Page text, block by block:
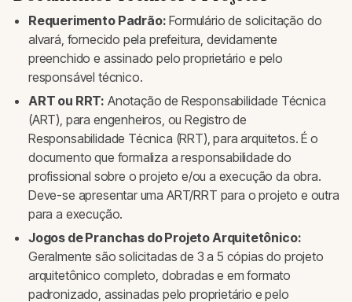
Requerimento Padrão: Formulário de solicitação do
alvará, fornecido pela prefeitura, devidamente
preenchido e assinado pelo proprietário e pelo
responsável técnico.
ART ou RRT: Anotação de Responsabilidade Técnica
(ART), para engenheiros, ou Registro de
Responsabilidade Técnica (RRT), para arquitetos. É o
documento que formaliza a responsabilidade do
profissional sobre o projeto e/ou a execução da obra.
Deve-se apresentar uma ART/RRT para o projeto e outra
para a execução.
Jogos de Pranchas do Projeto Arquitetônico:
Geralmente são solicitadas de 3 a 5 cópias do projeto
arquitetônico completo, dobradas e em formato
padronizado, assinadas pelo proprietário e pelo